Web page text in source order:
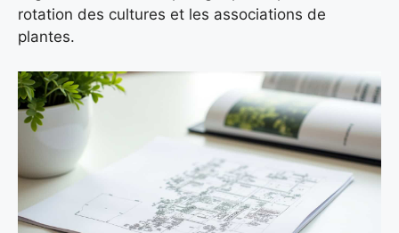
rotation des cultures et les associations de
plantes.